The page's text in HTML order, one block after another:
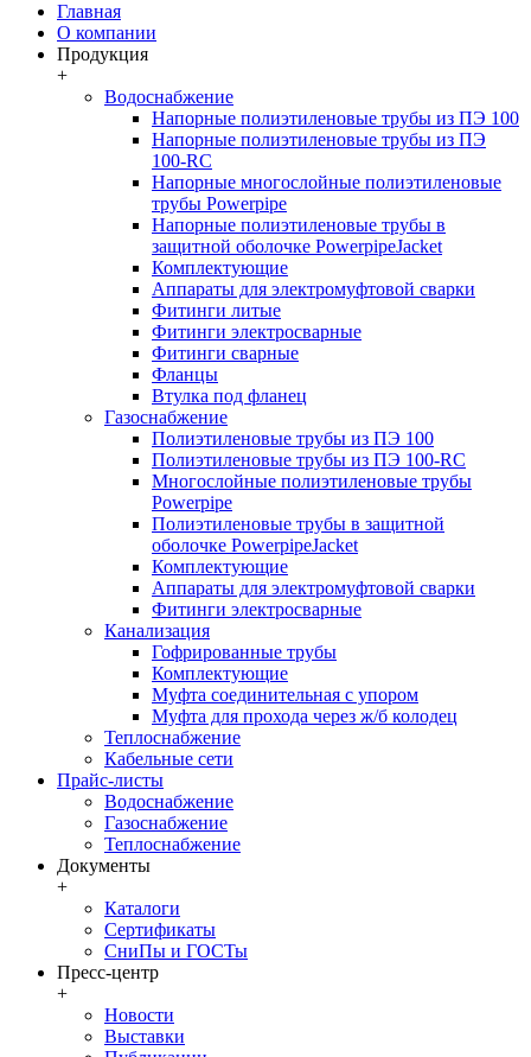
Главная
О компании
Продукция
+
Водоснабжение
Напорные полиэтиленовые трубы из ПЭ 100
Напорные полиэтиленовые трубы из ПЭ
100-RC
Напорные многослойные полиэтиленовые
трубы Powerpipe
Напорные полиэтиленовые трубы в
защитной оболочке PowerpipeJacket
Комплектующие
Аппараты для электромуфтовой сварки
Фитинги литые
Фитинги электросварные
Фитинги сварные
Фланцы
Втулка под фланец
Газоснабжение
Полиэтиленовые трубы из ПЭ 100
Полиэтиленовые трубы из ПЭ 100-RC
Многослойные полиэтиленовые трубы
Powerpipe
Полиэтиленовые трубы в защитной
оболочке PowerpipeJacket
Комплектующие
Аппараты для электромуфтовой сварки
Фитинги электросварные
Канализация
Гофрированные трубы
Комплектующие
Муфта соединительная с упором
Муфта для прохода через ж/б колодец
Теплоснабжение
Кабельные сети
Прайс-листы
Водоснабжение
Газоснабжение
Теплоснабжение
Документы
+
Каталоги
Сертификаты
СниПы и ГОСТы
Пресс-центр
+
Новости
Выставки